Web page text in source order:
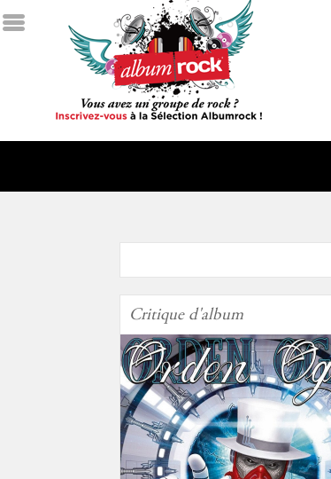
Critique d'album